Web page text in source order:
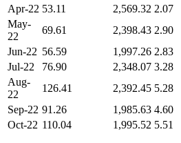
Apr-22 53.11 2,569.32 2.07
May-
22
69.61 2,398.43 2.90
Jun-22 56.59 1,997.26 2.83
Jul-22
76.90 2,348.07 3.28
Aug-
22
126.41 2,392.45 5.28
Sep-22 91.26 1,985.63 4.60
Oct-22 110.04 1,995.52 5.51